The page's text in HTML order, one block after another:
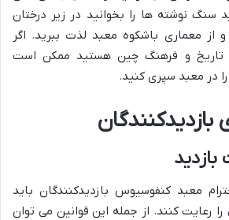
سنگ نوشته ها را بخوانید در زیر درختان
از معماری باشکوه معبد لذت ببرید. اگر
تاریخ و فرهنگ چین هستید ممکن است
در معبد سپری کنید.
بازدید
معبد کنفوسیوس بازدیدکنندگان باید
رعایت کنند. از جمله این قوانین می توان